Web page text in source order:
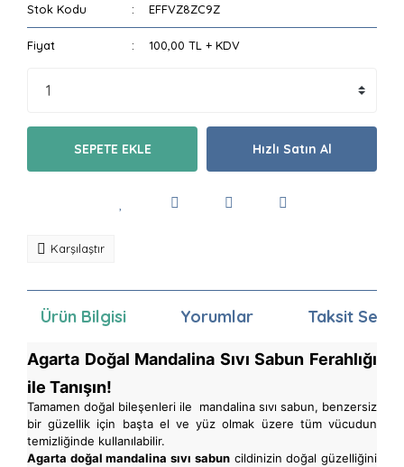
Stok Kodu EFFVZ8ZC9Z
Fiyat 100,00 TL + KDV
SEPETE EKLE Hızlı Satın Al
Karşılaştır
Ürün Bilgisi Yorumlar Taksit
Agarta Doğal Mandalina Sıvı Sabun Ferahlığı
ile Tanışın!
Tamamen doğal bileşenleri ile mandalina sıvı sabun, benzersiz
bir güzellik için başta el ve yüz olmak üzere tüm vücudun
temizliğinde kullanılabilir.
Agarta doğal mandalina sıvı sabuncildinizin doğal güzelliğini